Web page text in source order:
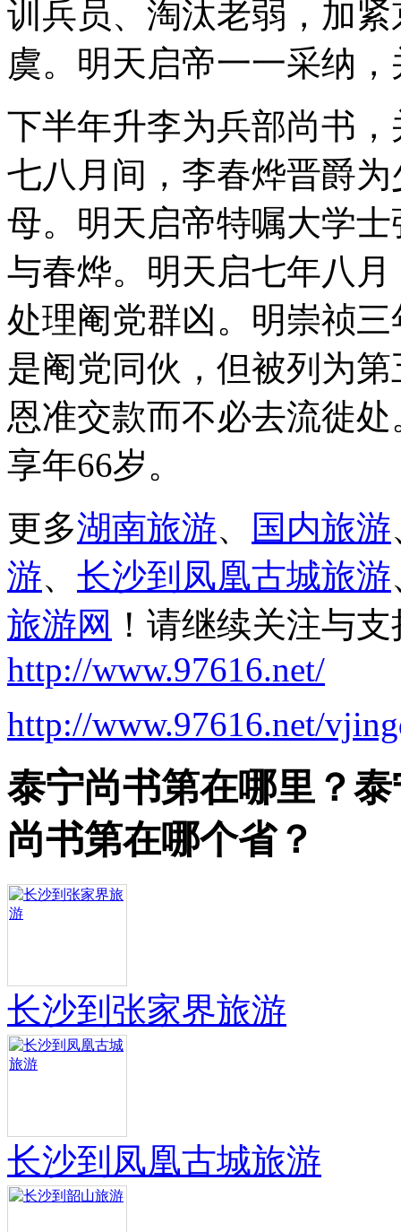
训兵员、淘汰老弱，加
虞。明天启帝一一采纳
下半年升李为兵部尚书
七八月间，李春烨晋爵
母。明天启帝特嘱大学
与春烨。明天启七年八
处理阉党群凶。明崇祯
是阉党同伙，但被列为
恩准交款而不必去流徙
享年66岁。
更多湖南旅游、 国内旅游
游、 长沙到凤凰古城旅游
旅游网 ！请继续关注与
http://www.97616.net/
http://www.97616.net/
泰宁尚书第在哪里？
尚书第在哪个省？
长沙到张家界旅游
长沙到凤凰古城旅游